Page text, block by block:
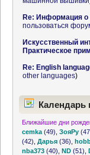
Re: Информация
пользоваться
Искусственный
Практическое
Re: English
other languages)
Календарь
Ближайшие дни
cemka (49) ,ЗояРу
(42) ,Дарья (36) ,
nba373 (40) ,ND (51) ,